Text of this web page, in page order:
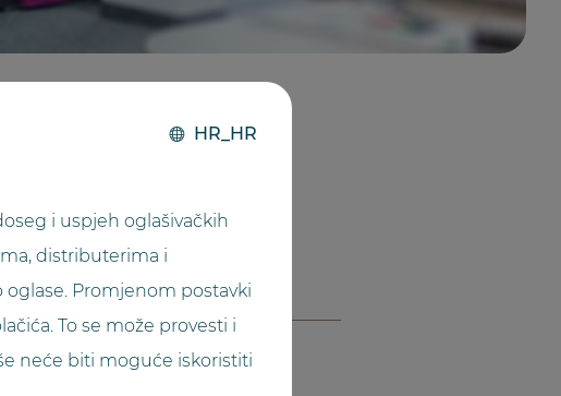
HR_HR
i uspjeh oglašivačkih
distributerima i
Promjenom postavki
To se može provesti i
neće biti moguće iskoristiti